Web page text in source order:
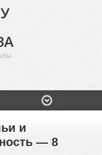
и
— 8